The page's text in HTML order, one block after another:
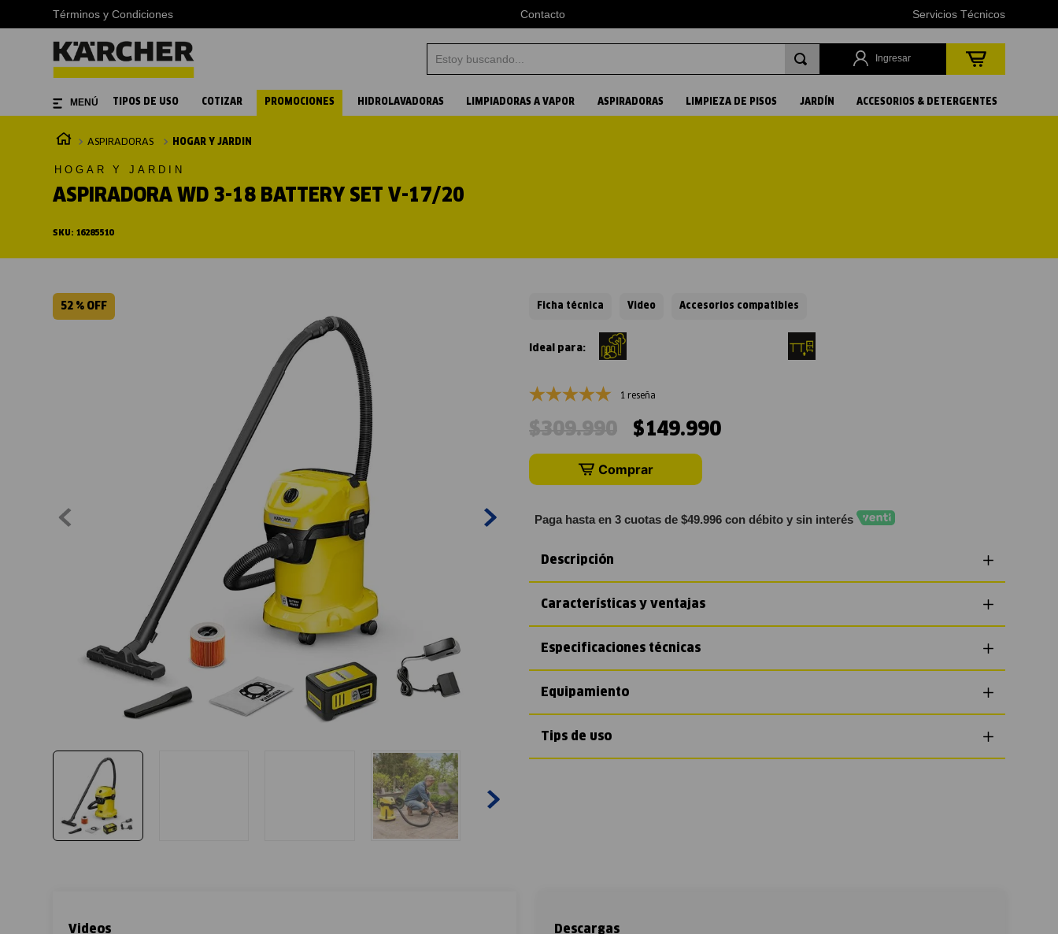
Términos y Condiciones Contacto Servicios Técnicos
Ingresar
TIPOS DE USO COTIZAR PROMOCIONES HIDROLAVADORAS LIMPIADORAS A VAPOR ASPIRADORAS LIMPIEZA DE PISOS JARDÍN ACCESORIOS & DETERGENTES
ASPIRADORAS HOGAR Y JARDIN
HOGAR Y JARDIN
ASPIRADORA WD 3-18 BATTERY SET V-17/20
SKU: 16285510
52 % OFF Ficha técnica Video Accesorios compatibles
1 reseña
$309.990 $149.990
Comprar
Paga hasta en 3 cuotas de $49.996 con débito y sin interés
Descripción
Características y ventajas
Especificaciones técnicas
Equipamiento
Tips de uso
Videos Descargas
Términos más buscados
3.